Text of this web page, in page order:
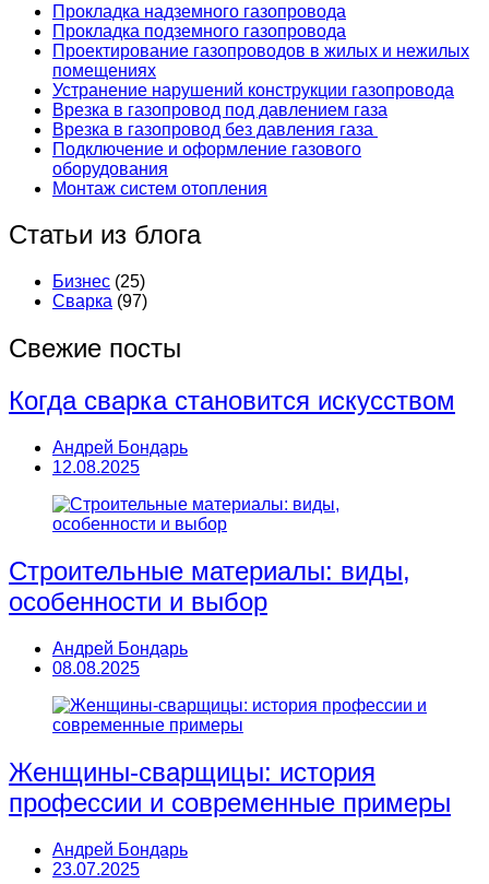
Прокладка надземного газопровода
Прокладка подземного газопровода
Проектирование газопроводов в жилых и нежилых
помещениях
Устранение нарушений конструкции газопровода
Врезка в газопровод под давлением газа
Врезка в газопровод без давления газа
Подключение и оформление газового
оборудования
Монтаж систем отопления
Статьи из блога
Бизнес (25)
Сварка (97)
Свежие посты
Когда сварка становится искусством
Андрей Бондарь
12.08.2025
Строительные материалы: виды,
особенности и выбор
Андрей Бондарь
08.08.2025
Женщины-сварщицы: история
профессии и современные примеры
Андрей Бондарь
23.07.2025